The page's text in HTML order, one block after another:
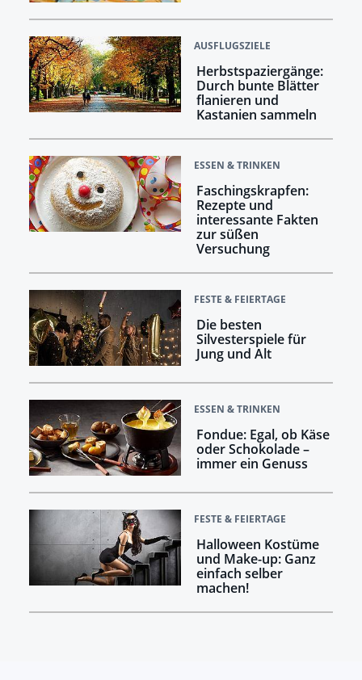
AUSFLUGSZIELE
Herbstspaziergänge:
Durch bunte Blätter
flanieren und
Kastanien sammeln
ESSEN & TRINKEN
Faschingskrapfen:
Rezepte und
interessante Fakten
zur süßen
Versuchung
FESTE & FEIERTAGE
Die besten
Silvesterspiele für
Jung und Alt
ESSEN & TRINKEN
Fondue: Egal, ob Käse
oder Schokolade –
immer ein Genuss
FESTE & FEIERTAGE
Halloween Kostüme
und Make-up: Ganz
einfach selber
machen!